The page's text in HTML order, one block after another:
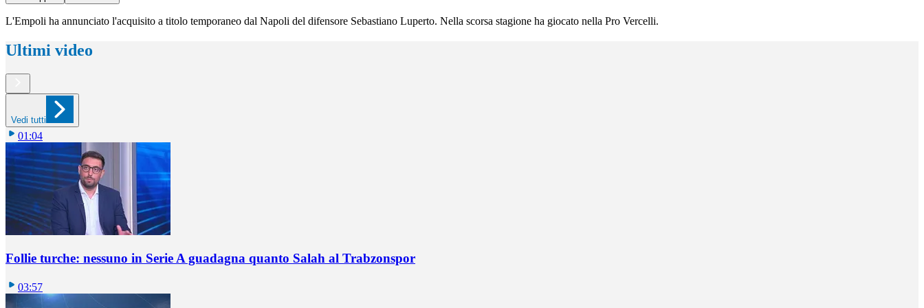
L'Empoli ha annunciato l'acquisito a titolo temporaneo dal Napoli del difensore Sebastiano Luperto. Nella scorsa stagione ha giocato nella Pro Vercelli.
Ultimi video
Vedi tutti
01:04
Follie turche: nessuno in Serie A guadagna quanto Salah al Trabzonspor
03:57